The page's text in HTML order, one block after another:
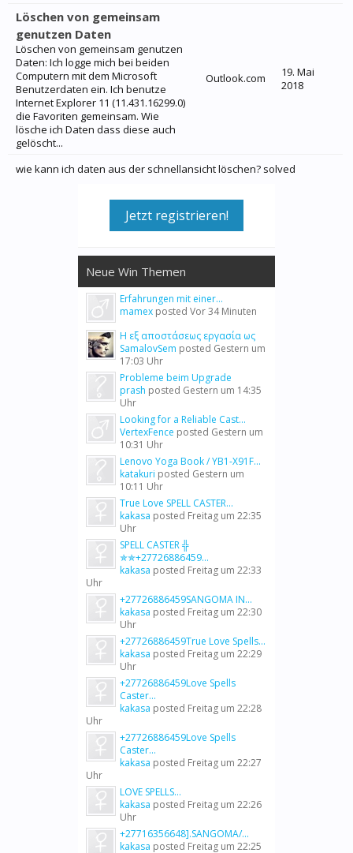
Löschen von gemeinsam
genutzen Daten
Löschen von gemeinsam genutzen
Daten: Ich logge mich bei beiden
Computern mit dem Microsoft
Benutzerdaten ein. Ich benutze
Internet Explorer 11 (11.431.16299.0)
die Favoriten gemeinsam. Wie
lösche ich Daten dass diese auch
gelöscht...
Outlook.com
19. Mai
2018
wie kann ich daten aus der schnellansicht löschen? solved
Jetzt registrieren!
Neue Win Themen
Erfahrungen mit einer...
mamex posted Vor 34 Minuten
Η εξ αποστάσεως εργασία ως
SamalovSem posted Gestern um
17:03 Uhr
Probleme beim Upgrade
prash posted Gestern um 14:35
Uhr
Looking for a Reliable Cast...
VertexFence posted Gestern um
10:31 Uhr
Lenovo Yoga Book / YB1-X91F...
katakuri posted Gestern um
10:11 Uhr
True Love SPELL CASTER...
kakasa posted Freitag um 22:35
Uhr
SPELL CASTER ╬
✯✯+27726886459...
kakasa posted Freitag um 22:33
Uhr
+27726886459SANGOMA IN...
kakasa posted Freitag um 22:30
Uhr
+27726886459True Love Spells...
kakasa posted Freitag um 22:29
Uhr
+27726886459Love Spells
Caster...
kakasa posted Freitag um 22:28
Uhr
+27726886459Love Spells
Caster...
kakasa posted Freitag um 22:27
Uhr
LOVE SPELLS...
kakasa posted Freitag um 22:26
Uhr
+27716356648].SANGOMA/...
kakasa posted Freitag um 22:25